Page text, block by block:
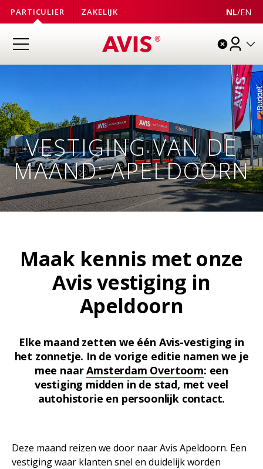
PARTICULIER ZAKELIJK NL/EN
VESTIGING VAN DE
MAAND: APELDOORN
Maak kennis met onze
Avis vestiging in
Apeldoorn
Elke maand zetten we één Avis-vestiging in
het zonnetje. In de vorige editie namen we je
mee naarAmsterdam Overtoom: een
vestiging midden in de stad, met veel
autohistorie en persoonlijk contact.
Deze maand reizen we door naar Avis Apeldoorn. Een
vestiging waar klanten snel en duidelijk worden